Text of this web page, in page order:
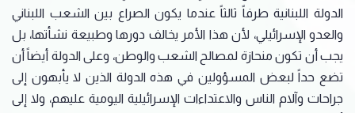
الدولة اللبنانية طرفاً ثالثاً عندما يكون الصراع بين الشعب اللبناني
والعدو الإسرائيلي، لأن هذا الأمر يخالف دورها وطبيعة نشأتها، بل
يجب أن تكون منحازة لمصالح الشعب والوطن، وعلى الدولة أيضاً أن
تضع حداً لبعض المسؤولين في هذه الدولة الذين لا يأبهون إلى
جراحات وآلام الناس والاعتداءات الإسرائيلية اليومية عليهم، ولا إلى